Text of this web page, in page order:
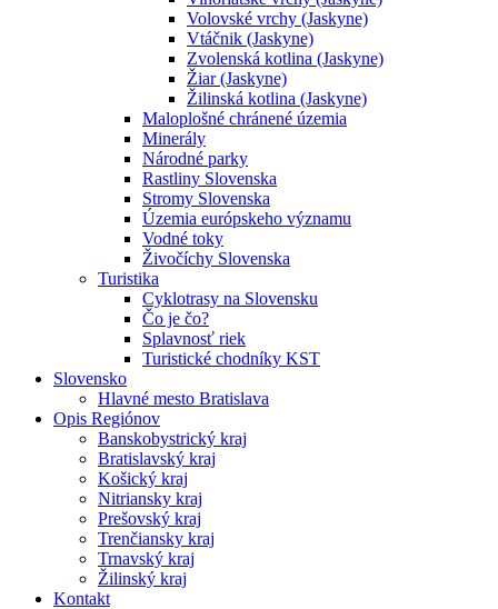
Volovské vrchy (Jaskyne)
Vtáčnik (Jaskyne)
Zvolenská kotlina (Jaskyne)
Žiar (Jaskyne)
Žilinská kotlina (Jaskyne)
Maloplošné chránené územia
Minerály
Národné parky
Rastliny Slovenska
Stromy Slovenska
Územia európskeho významu
Vodné toky
Živočíchy Slovenska
Turistika
Cyklotrasy na Slovensku
Čo je čo?
Splavnosť riek
Turistické chodníky KST
Slovensko
Hlavné mesto Bratislava
Opis Regiónov
Banskobystrický kraj
Bratislavský kraj
Košický kraj
Nitriansky kraj
Prešovský kraj
Trenčiansky kraj
Trnavský kraj
Žilinský kraj
Kontakt